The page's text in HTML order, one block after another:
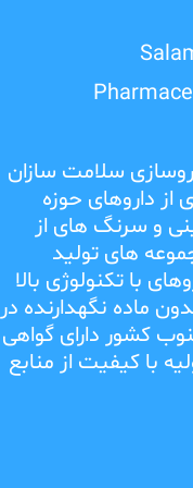
سلامت سازان
از داروهای حوزه
و سرنگ های از
های تولید
با تکنولوژی بالا
ماده نگهدارنده در
کشور دارای گواهی
با کیفیت از منابع